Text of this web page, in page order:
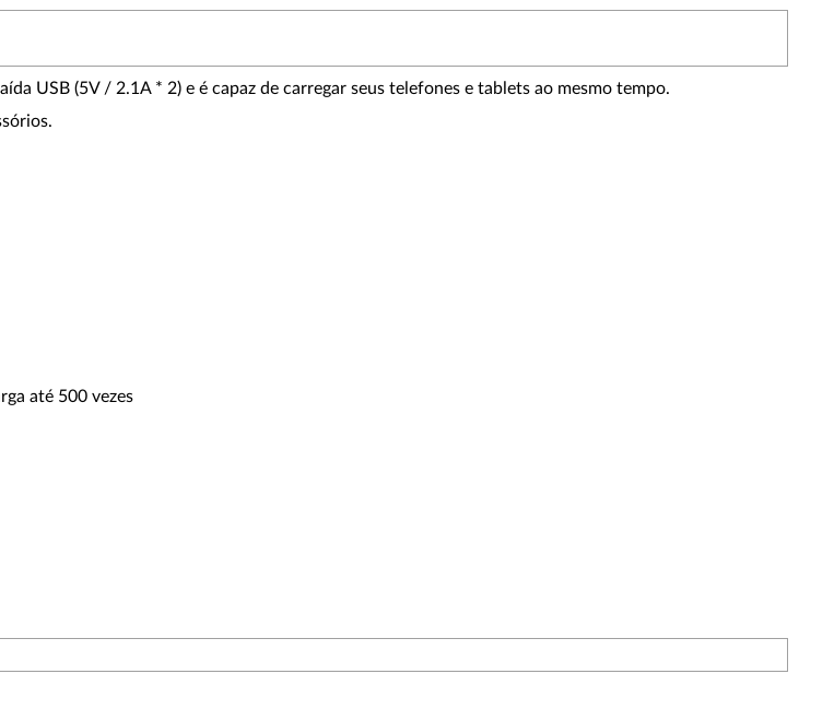
USB (5V / 2.1A * 2) e é capaz de carregar seus telefones e tablets ao mesmo tempo.
até 500 vezes